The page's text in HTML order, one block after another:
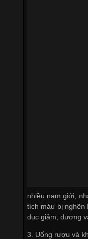
nhiều nam giới,
tích máu bị nghẽn
dục giảm, dương
3. Uống rượu và